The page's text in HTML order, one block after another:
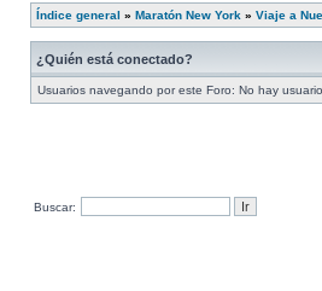
Índice general » Maratón New York » Viaje a
¿Quién está conectado?
Usuarios navegando por este Foro: No hay
Buscar: